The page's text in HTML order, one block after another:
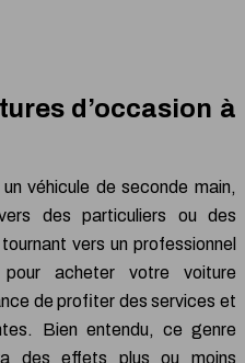
d’occasion à
véhicule de seconde main,
des particuliers ou des
vers un professionnel
pour acheter votre voiture
de profiter des services et
Bien entendu, ce genre
des effets plus ou moins